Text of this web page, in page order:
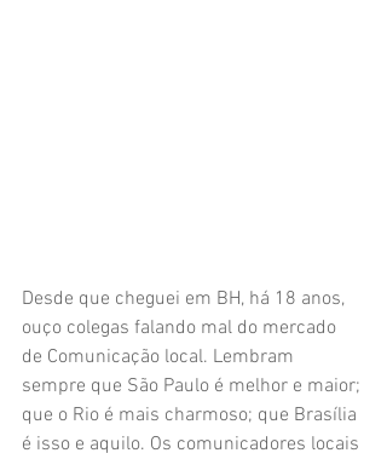
Desde que cheguei em BH, há 18 anos,
ouço colegas falando mal do mercado
de Comunicação local. Lembram
sempre que São Paulo é melhor e maior;
que o Rio é mais charmoso; que Brasília
é isso e aquilo. Os comunicadores locais